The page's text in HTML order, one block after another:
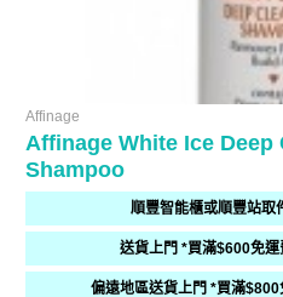
Affinage
Affinage White Ice
Shampoo
順豐智能櫃或順豐站取
送貨上門 *買滿$600免
偏遠地區送貨上門 *買滿